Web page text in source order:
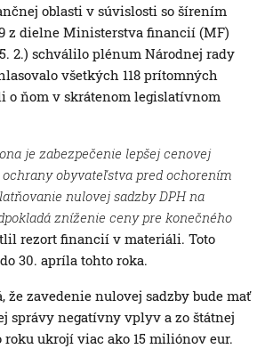
oblasti v súvislosti so šírením
z dielne Ministerstva financií (MF)
2.) schválilo plénum Národnej rady
všetkých 118 prítomných
o ňom v skrátenom legislatívnom
je zabezpečenie lepšej cenovej
obyvateľstva pred ochorením
nulovej sadzby DPH na
zníženie ceny pre konečného
rezort financií v materiáli. Toto
30. apríla tohto roka.
že zavedenie nulovej sadzby bude mať
správy negatívny vplyv a zo štátnej
ukrojí viac ako 15 miliónov eur.